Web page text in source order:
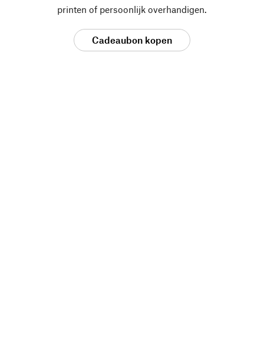
printen of persoonlijk overhandigen.
Cadeaubon kopen